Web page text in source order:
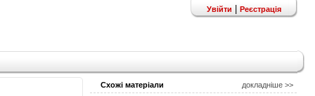
Увійти Реєстрація
Схожі матеріали
докладніше >>